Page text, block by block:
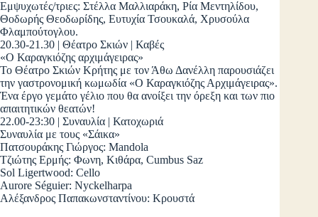
Εμψυχωτές/τριες: Στέλλα Μαλλιαράκη, Ρία Μεντηλίδου,
Θοδωρής Θεοδωρίδης, Ευτυχία Τσουκαλά, Χρυσούλα
Φλαμπούτογλου.
20.30-21.30 | Θέατρο Σκιών | Καβές
«O Καραγκιόζης αρχιμάγειρας»
Το Θέατρο Σκιών Κρήτης με τον Άθω Δανέλλη παρουσιάζει
την γαστρονομική κωμωδία «Ο Καραγκιόζης Αρχιμάγειρας».
Ένα έργο γεμάτο γέλιο που θα ανοίξει την όρεξη και των πιο
απαιτητικών θεατών!
22.00-23:30 | Συναυλία | Κατοχωριά
Συναυλία με τους «Σάικα»
Πατσουράκης Γιώργος: Mandola
Τζιώτης Ερμής: Φωνη, Κιθάρα, Cumbus Saz
Sol Ligertwood: Cello
Aurore Séguier: Nyckelharpa
Αλέξανδρος Παπακωνσταντίνου: Κρουστά